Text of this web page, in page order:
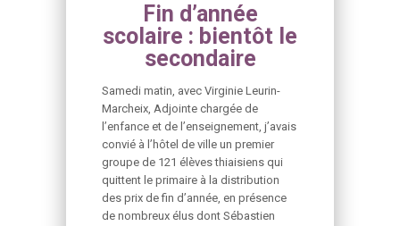
Fin d’année
scolaire : bientôt le
secondaire
Samedi matin, avec Virginie Leurin-
Marcheix, Adjointe chargée de
l’enfance et de l’enseignement, j’avais
convié à l’hôtel de ville un premier
groupe de 121 élèves thiaisiens qui
quittent le primaire à la distribution
des prix de fin d’année, en présence
de nombreux élus dont Sébastien